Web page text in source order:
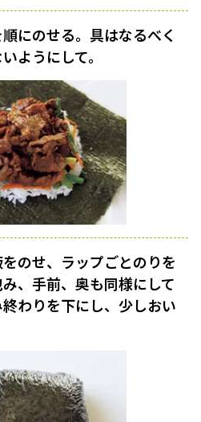
にのせる。具はなるべく
ようにして。
のせ、ラップごとのりを
、手前、奥も同様にして
わりを下にし、少しおい